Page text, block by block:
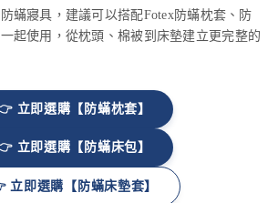
蟎寢具，建議可以搭配Fotex防蟎枕套、防
起使用，從枕頭、棉被到床墊建立更完整的
立即選購【防蟎枕套】
立即選購【防蟎床包】
立即選購【防蟎床墊套】